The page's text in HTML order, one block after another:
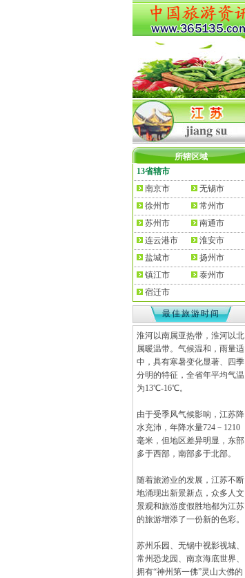
所辖区域
13省辖市
南京市
无锡市
徐州市
常州市
苏州市
南通市
连云港市
淮安市
盐城市
扬州市
镇江市
泰州市
宿迁市
最佳旅游时间
淮河以南属亚热带，淮河以北
属暖温带。气候温和，雨量适
中，具有寒暑变化显著、四季
分明的特征，全省年平均气温
为13℃-16℃。
由于受季风气候影响，江苏降
水充沛，年降水量724－1210
毫米，但地区差异明显，东部
多于西部，南部多于北部。
随着旅游业的发展，江苏不断
地涌现出新景新点，众多人文
景观和旅游度假胜地都为江苏
的旅游增添了一份新的色彩。
苏州乐园、无锡中视影视城、
常州恐龙园、南京海底世界、
拥有“神州第一佛”灵山大佛的